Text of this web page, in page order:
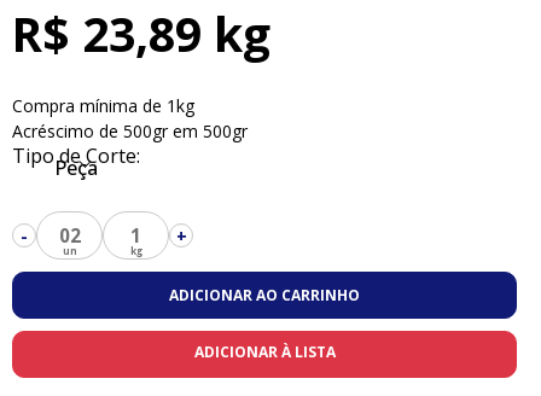
R$ 23,89 kg
Compra mínima de 1kg
Acréscimo de 500gr em 500gr
Tipo de Corte:
Peça
- 02 1 +
ADICIONAR AO CARRINHO
ADICIONAR À LISTA